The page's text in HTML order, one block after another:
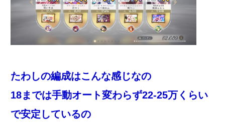
たわしの編成はこんな感じなの
18までは手動オート変わらず22-25万くらい
で安定しているの